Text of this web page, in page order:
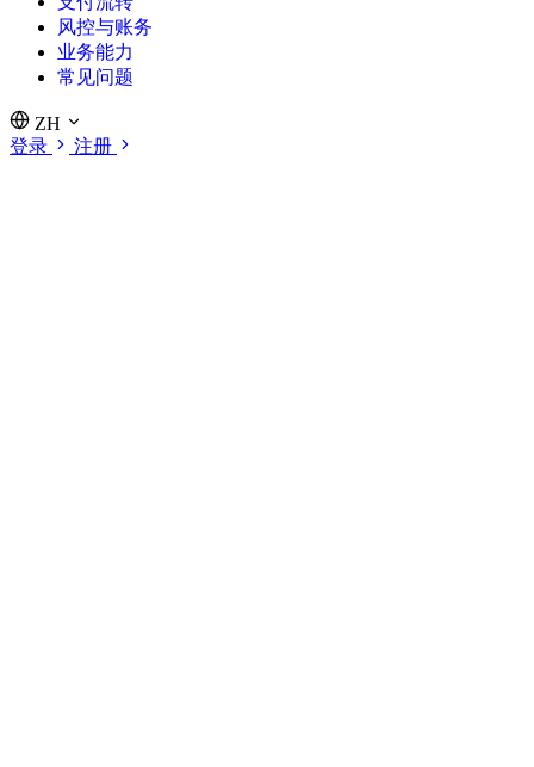
风控与账务
业务能力
常见问题
ZH
登录
注册